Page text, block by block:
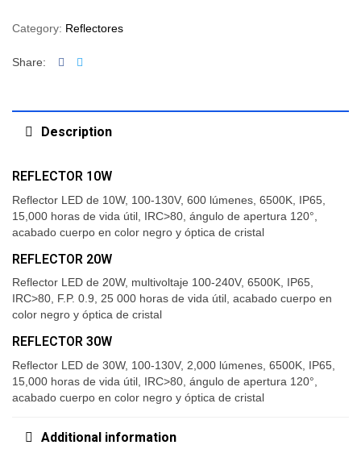
Category: Reflectores
Share: Facebook
Description
REFLECTOR 10W
Reflector LED de 10W, 100-130V, 600 lúmenes, 6500K, IP65,
15,000 horas de vida útil, IRC>80, ángulo de apertura 120°,
acabado cuerpo en color negro y óptica de cristal
REFLECTOR 20W
Reflector LED de 20W, multivoltaje 100-240V, 6500K, IP65,
IRC>80, F.P. 0.9, 25 000 horas de vida útil, acabado cuerpo en
color negro y óptica de cristal
REFLECTOR 30W
Reflector LED de 30W, 100-130V, 2,000 lúmenes, 6500K, IP65,
15,000 horas de vida útil, IRC>80, ángulo de apertura 120°,
acabado cuerpo en color negro y óptica de cristal
Additional information